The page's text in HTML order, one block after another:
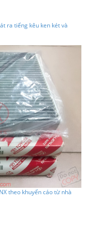
ra tiếng kêu ken két và
theo khuyến cáo từ nhà